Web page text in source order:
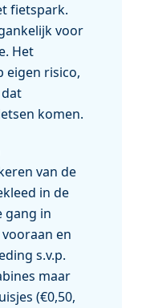
fietspark.
voor
Het
eigen risico,
komen.
van de
in de
gang in
en
s.v.p.
maar
(€0,50,